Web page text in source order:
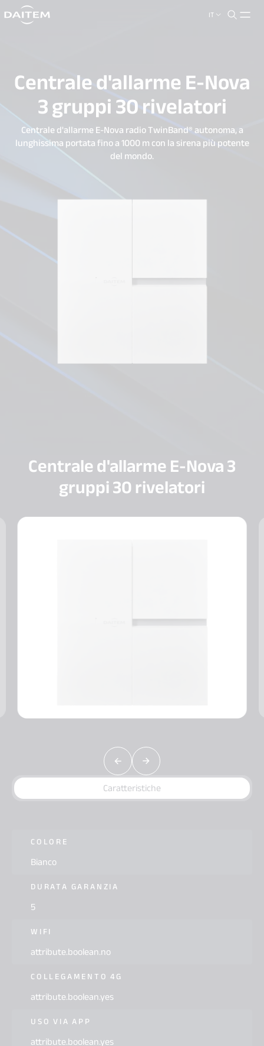
IT
search.label
Centrale d'allarme E-Nova
3 gruppi 30 rivelatori
Centrale d'allarme E-Nova radio TwinBand® autonoma, a
lunghissima portata fino a 1000 m con la sirena più potente
del mondo.
Centrale d'allarme E-Nova 3
gruppi 30 rivelatori
Caratteristiche
COLORE
Bianco
DURATA GARANZIA
5
WIFI
attribute.boolean.no
COLLEGAMENTO 4G
attribute.boolean.yes
USO VIA APP
attribute.boolean.yes